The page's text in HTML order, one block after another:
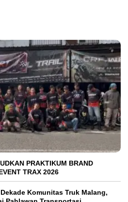
PRAKTIKUM BRAND
TRAX 2026
Komunitas Truk Malang,